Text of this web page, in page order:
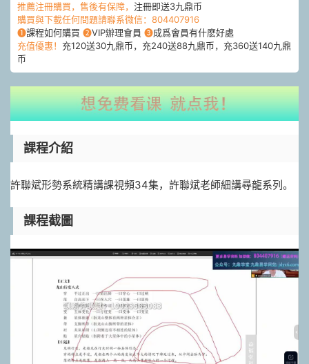
推薦注冊購買，售後有保障， 注冊即送3九鼎币
購買與下載任何問題請聯系微信：804407916
❶課程如何購買 ❷VIP辦理會員 ❸成爲會員有什麽好處
充值優惠！ 充120送30九鼎币，充240送88九鼎币，充360送140九鼎
币
課程介紹
許聯斌形勢系統精講課視頻34集，許聯斌老師細講尋龍系列。
課程截圖